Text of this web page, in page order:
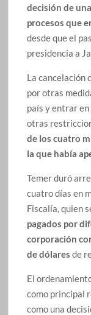
decisión de
procesos que
desde que el
presidencia a
La cancelación
por otras
país y entrar
otras
de los cuatro
la que había
Temer duró
cuatro días en
Fiscalía, quien
pagados por
corporación
de dólares de
El
como principal
como una